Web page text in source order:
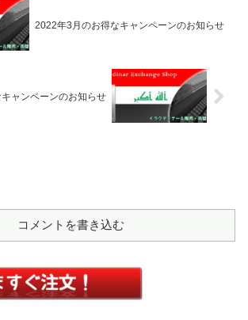
2022年3月のお得なキャンペーンのお知らせ
ャンペーンのお知らせ
コメントを書き込む